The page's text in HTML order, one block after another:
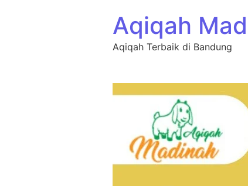
Aqiqah
Aqiqah Terbaik di Bandung